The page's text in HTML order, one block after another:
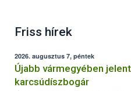
Friss hírek
2026. augusztus 7, péntek
Újabb vármegyében
karcsúdíszbogár